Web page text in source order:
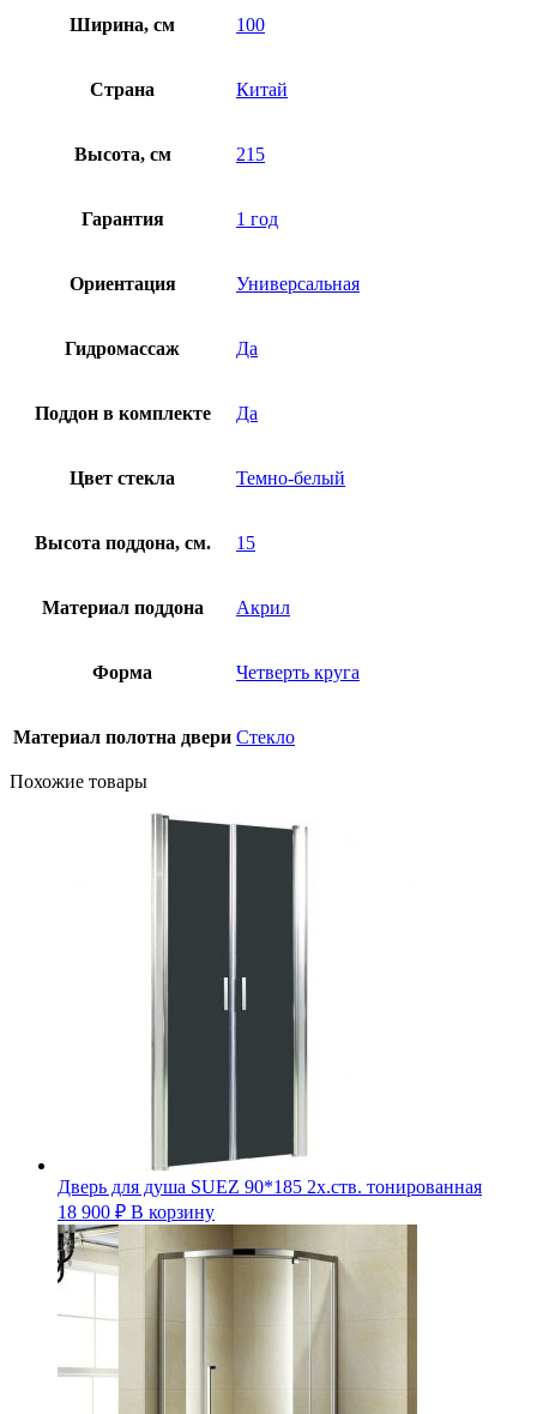
Ширина, см 100
Страна Китай
Высота, см 215
Гарантия 1 год
Ориентация Универсальная
Гидромассаж Да
Поддон в комплекте Да
Цвет стекла Темно-белый
Высота поддона, см. 15
Материал поддона Акрил
Форма Четверть круга
Материал полотна двери Стекло
Похожие товары
Дверь для душа SUEZ 90*185 2х.ств. тонированная
18 900 ₽ В корзину